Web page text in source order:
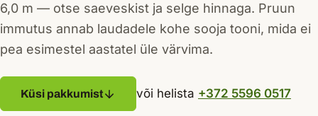
6,0 m — otse saeveskist ja selge hinnaga. Pruun
immutus annab laudadele kohe sooja tooni, mida ei
pea esimestel aastatel üle värvima.
Küsi pakkumist või helista +372 5596 0517